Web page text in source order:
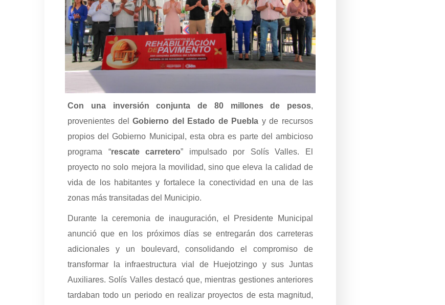
Con una inversión conjunta de 80 millones de pesos,
provenientes delGobierno del Estado de Puebla y de recursos
propios del Gobierno Municipal, esta obra es parte del ambicioso
programa “rescate carretero” impulsado por Solís Valles. El
proyecto no solo mejora la movilidad, sino que eleva la calidad de
vida de los habitantes y fortalece la conectividad en una de las
zonas más transitadas del Municipio.
Durante la ceremonia de inauguración, el Presidente Municipal
anunció que en los próximos días se entregarán dos carreteras
adicionales y un boulevard, consolidando el compromiso de
transformar la infraestructura vial de Huejotzingo y sus Juntas
Auxiliares. Solís Valles destacó que, mientras gestiones anteriores
tardaban todo un periodo en realizar proyectos de esta magnitud,